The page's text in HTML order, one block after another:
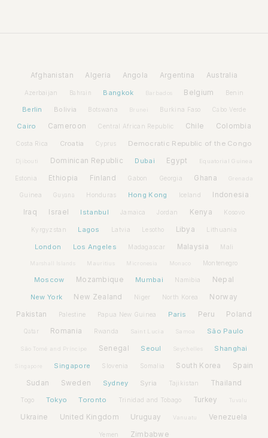
Afghanistan Algeria Angola Argentina Australia
Azerbaijan Bahrain Bangkok Barbados Belgium Benin
Berlin Bolivia Botswana Brunei Burkina Faso Cabo Verde
Cairo Cameroon Central African Republic Chile Colombia
Costa Rica Croatia Cyprus Democratic Republic of the Congo
Djibouti Dominican Republic Dubai Egypt Equatorial Guinea
Estonia Ethiopia Finland Gabon Georgia Ghana Grenada
Guinea Guyana Honduras Hong Kong Iceland Indonesia
Iraq Israel Istanbul Jamaica Jordan Kenya Kosovo
Kyrgyzstan Lagos Latvia Lesotho Libya Lithuania
London Los Angeles Madagascar Malaysia Mali
Marshall Islands Mauritius Micronesia Monaco Montenegro
Moscow Mozambique Mumbai Namibia Nepal
New York New Zealand Niger North Korea Norway
Pakistan Palestine Papua New Guinea Paris Peru Poland
Qatar Romania Rwanda Saint Lucia Samoa São Paulo
São Tomé and Príncipe Senegal Seoul Seychelles Shanghai
Singapore Slovenia Somalia South Korea Spain
Sudan Sweden Sydney Syria Tajikistan Thailand
Togo Tokyo Toronto Trinidad and Tobago Turkey Tuvalu
Ukraine United Kingdom Uruguay Vanuatu Venezuela
Yemen Zimbabwe